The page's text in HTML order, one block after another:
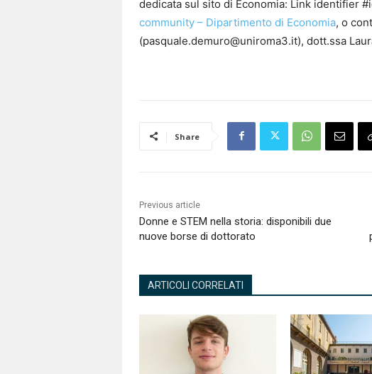
dedicata sul sito di Economia: Link identifier
community – Dipartimento di Economia, o
(pasquale.demuro@uniroma3.it), dott.ssa
Share
Previous article
Donne e STEM nella storia: disponibili due
nuove borse di dottorato
ARTICOLI CORRELATI